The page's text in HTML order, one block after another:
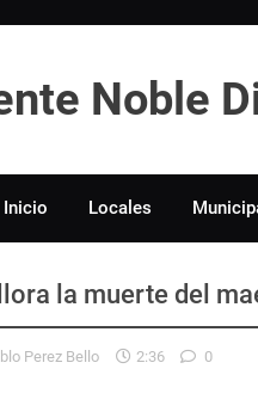
Noble
Inicio Locales
la muerte del
Perez Bello 2:36 0